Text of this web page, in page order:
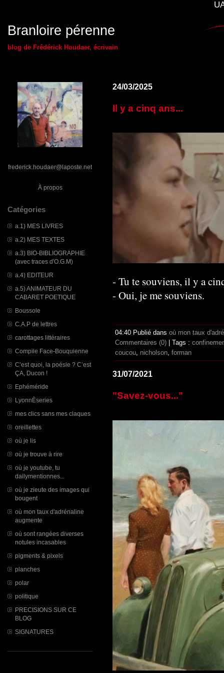
Branloire pérenne
blog de Frédérick Houdaer, écrivain
frederick.houdaer@laposte.net
À propos
Catégories
a.1) MES LIVRES
a.2) MES TEXTES
a.3) BIO-BIBLIOGRAPHIE
(avec traces d'O.G.M)
a.4) EDITEUR
a.5) ANIMATEUR DU
CABARET POETIQUE
Boussole
C.A.P de lettres
carottages littéraires
Compile Face-Bouquienne
C’est quoi, la poésie ? C’est
ÇA, Ducon !
Ephéméride
LyonnÈseries
mes clics sans mes claques
oreillettes
où je lis
où je trouve à rire
où je youtube, tu
dailymentionnes...
où je zieute des images qui
bougent
où mon taux d'adrénaline
augmente
où sont rangées diverses
notules incasables
pigments & pixels
planches
polar
politique
PRECISIONS SUR CE
BLOG
SIGNATURES
24/03/2025
Il y a cinq ans...
- Tu te souviens, il y a
- Oui, je me souviens.
04:40 Publié dans où mon taux
Commentaires (0) | Tags :
coucou, nicholson, forman
31/07/2021
"Savez-vous..."